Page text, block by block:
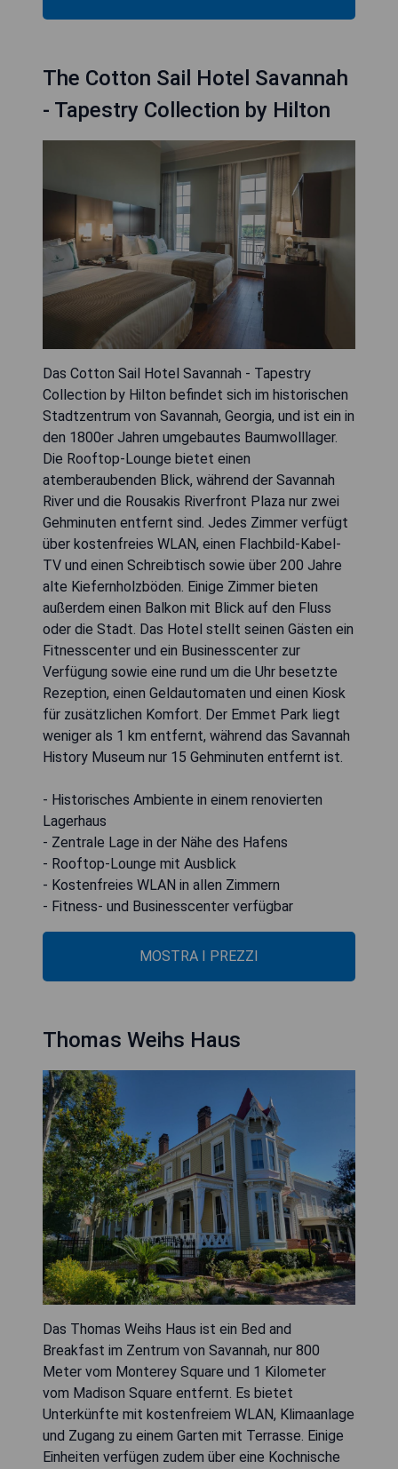
The Cotton Sail Hotel Savannah
- Tapestry Collection by Hilton
Das Cotton Sail Hotel Savannah - Tapestry
Collection by Hilton befindet sich im historischen
Stadtzentrum von Savannah, Georgia, und ist ein in
den 1800er Jahren umgebautes Baumwolllager.
Die Rooftop-Lounge bietet einen
atemberaubenden Blick, während der Savannah
River und die Rousakis Riverfront Plaza nur zwei
Gehminuten entfernt sind. Jedes Zimmer verfügt
über kostenfreies WLAN, einen Flachbild-Kabel-
TV und einen Schreibtisch sowie über 200 Jahre
alte Kiefernholzböden. Einige Zimmer bieten
außerdem einen Balkon mit Blick auf den Fluss
oder die Stadt. Das Hotel stellt seinen Gästen ein
Fitnesscenter und ein Businesscenter zur
Verfügung sowie eine rund um die Uhr besetzte
Rezeption, einen Geldautomaten und einen Kiosk
für zusätzlichen Komfort. Der Emmet Park liegt
weniger als 1 km entfernt, während das Savannah
History Museum nur 15 Gehminuten entfernt ist.
- Historisches Ambiente in einem renovierten
Lagerhaus
- Zentrale Lage in der Nähe des Hafens
- Rooftop-Lounge mit Ausblick
- Kostenfreies WLAN in allen Zimmern
- Fitness- und Businesscenter verfügbar
MOSTRA I PREZZI
Thomas Weihs Haus
Das Thomas Weihs Haus ist ein Bed and
Breakfast im Zentrum von Savannah, nur 800
Meter vom Monterey Square und 1 Kilometer
vom Madison Square entfernt. Es bietet
Unterkünfte mit kostenfreiem WLAN, Klimaanlage
und Zugang zu einem Garten mit Terrasse. Einige
Einheiten verfügen zudem über eine Kochnische